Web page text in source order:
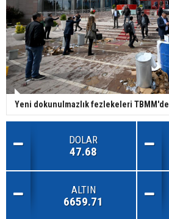
Yeni dokunulmazlık fezlekeleri TBMM'de
DOLAR
47.68
ALTIN
6659.71